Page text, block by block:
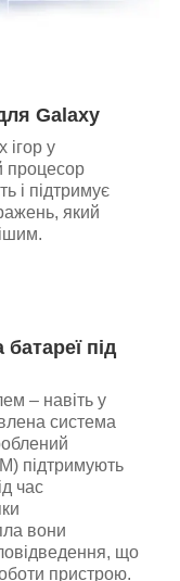
Galaxy
ігор у
процесор
і підтримує
який
під
– навіть у
система
підтримують
час
вони
що
пристрою.